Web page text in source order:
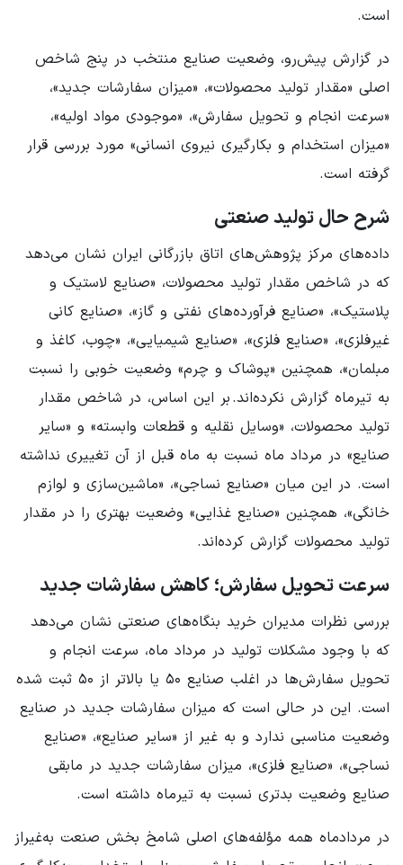
است.
در گزارش پیش‌رو، وضعیت صنایع منتخب در پنج شاخص
اصلی «مقدار تولید محصولات»، «میزان سفارشات جدید»،
«سرعت انجام و تحویل سفارش»، «موجودی مواد اولیه»،
«میزان استخدام و بکارگیری نیروی انسانی» مورد بررسی قرار
گرفته است.
شرح حال تولید صنعتی
داده‌های مرکز پژوهش‌های اتاق بازرگانی ایران نشان می‌دهد
که در شاخص مقدار تولید محصولات، «صنایع لاستیک و
پلاستیک»، «صنایع فرآورده‌های نفتی و گاز»، «صنایع کانی
غیرفلزی»، «صنایع فلزی»، «صنایع شیمیایی»، «چوب، کاغذ و
مبلمان»، همچنین «پوشاک و چرم» وضعیت خوبی را نسبت
به تیرماه گزارش نکرده‌اند. بر این اساس، در شاخص مقدار
تولید محصولات، «وسایل نقلیه و قطعات وابسته» و «سایر
صنایع» در مرداد ماه نسبت به ماه قبل از آن تغییری نداشته
است. در این میان «صنایع نساجی»، «ماشین‌سازی و لوازم
خانگی»، همچنین «صنایع غذایی» وضعیت بهتری را در مقدار
تولید محصولات گزارش کرده‌اند.
سرعت تحویل سفارش؛ کاهش سفارشات جدید
بررسی نظرات مدیران خرید بنگاه‌های صنعتی نشان می‌دهد
که با وجود مشکلات تولید در مرداد ماه، سرعت انجام و
تحویل سفارش‌ها در اغلب صنایع ۵۰ یا بالاتر از ۵۰ ثبت شده
است. این در حالی است که میزان سفارشات جدید در صنایع
وضعیت مناسبی ندارد و به غیر از «سایر صنایع»، «صنایع
نساجی»، «صنایع فلزی»، میزان سفارشات جدید در مابقی
صنایع وضعیت بدتری نسبت به تیرماه داشته است.
در مردادماه همه مؤلفه‌های اصلی شامخ بخش صنعت به‌غیراز